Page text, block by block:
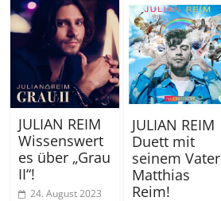
JULIAN REIM
Wissenswert
es über „Grau
II“!
24. August 2023
JULIAN REIM
Duett mit
seinem Vater
Matthias
Reim!